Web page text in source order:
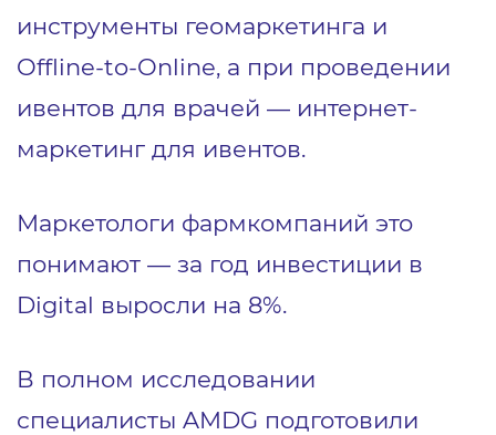
инструменты геомаркетинга и
Offline-to-Online, а при проведении
ивентов для врачей — интернет-
маркетинг для ивентов.
Маркетологи фармкомпаний это
понимают — за год инвестиции в
Digital выросли на 8%.
В полном исследовании
специалисты AMDG подготовили